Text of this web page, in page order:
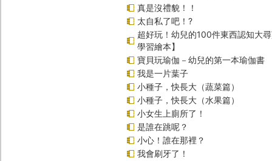
真是沒禮貌！！
太自私了吧！?
超好玩！幼兒的100件東西認知大
學習繪本】
寶貝玩瑜伽－幼兒的第一本瑜伽書
我是一片葉子
小種子，快長大（蔬菜篇）
小種子，快長大（水果篇）
小女生上廁所了！
是誰在跳呢？
小心！誰在那裡？
我會刷牙了！